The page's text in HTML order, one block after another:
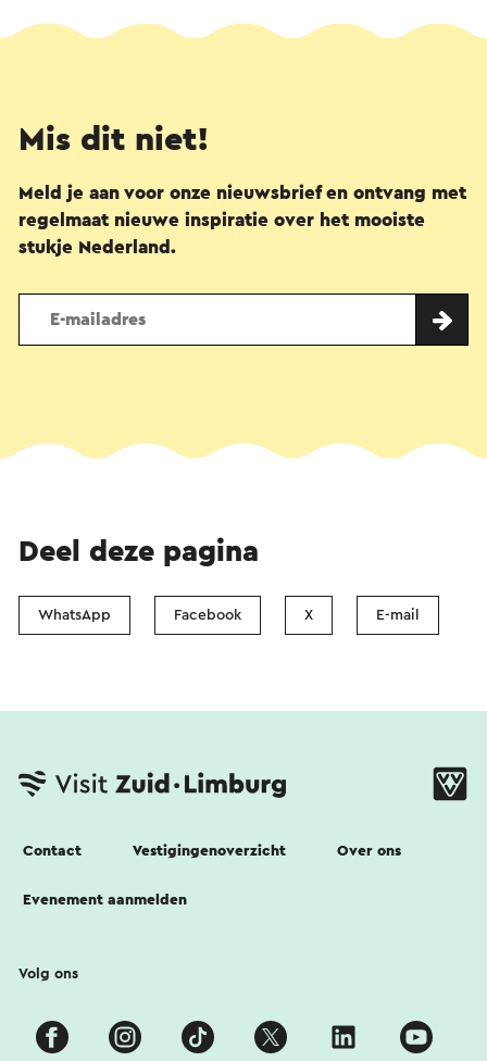
Mis dit niet!
Meld je aan voor onze nieuwsbrief en ontvang met
regelmaat nieuwe inspiratie over het mooiste
stukje Nederland.
Deel deze pagina
WhatsApp Facebook X E-mail
Contact Vestigingenoverzicht Over ons
Evenement aanmelden
Volg ons